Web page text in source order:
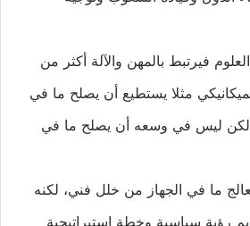
فيرتبط بالمهن والآلة أكثر من
مثلا يستطيع أن يصلح ما في
لكن ليس في وسعه أن يصلح ما في
ما في الجهاز من خلل فني، لكنه
رؤية سياسية وخطة استيراتيجية